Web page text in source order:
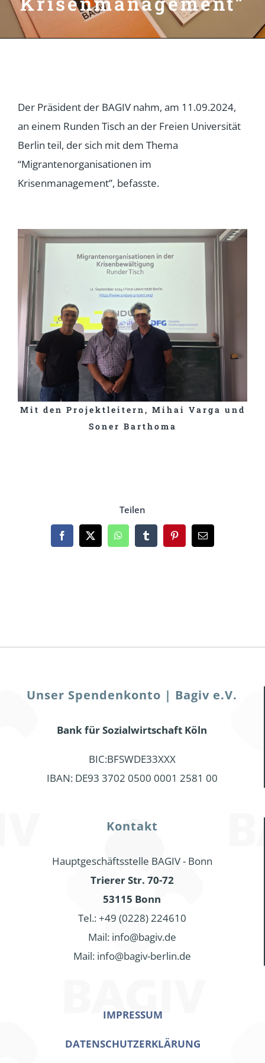
Der Präsident der BAGIV nahm, am 11.09.2024,
an einem Runden Tisch an der Freien Universität
Berlin teil, der sich mit dem Thema
“Migrantenorganisationen im
Krisenmanagement”, befasste.
Mit den Projektleitern, Mihai Varga und
Soner Barthoma
Teilen
Facebook
X WhatsAppTumblrPinterestEmail
Unser Spendenkonto | Bagiv e.V.
Bank für Sozialwirtschaft Köln
BIC:BFSWDE33XXX
IBAN: DE93 3702 0500 0001 2581 00
Kontakt
Hauptgeschäftsstelle BAGIV - Bonn
Trierer Str. 70-72
53115 Bonn
Tel.: +49 (0228) 224610
Mail: info@bagiv.de
Mail: info@bagiv-berlin.de
IMPRESSUM
DATENSCHUTZERKLÄRUNG